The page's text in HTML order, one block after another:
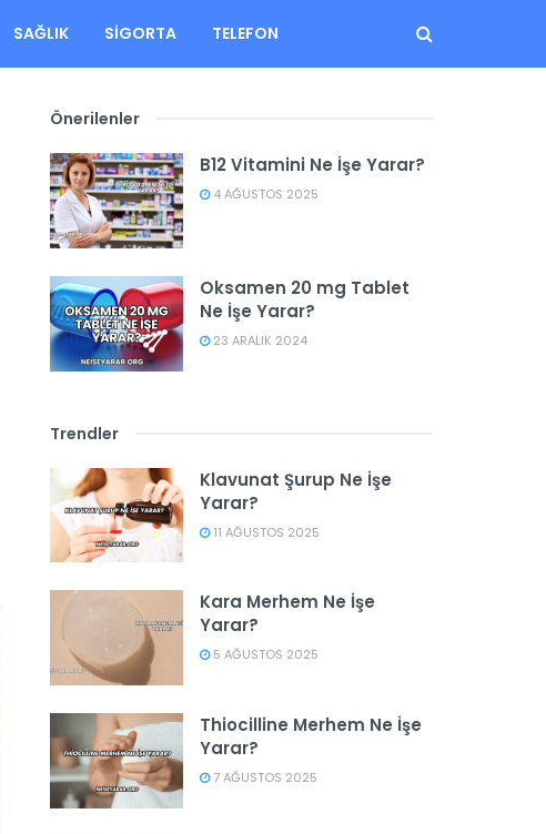
SAĞLIK SIGORTA TELEFON
Önerilenler
B12 Vitamini Ne İşe Yarar?
4 AĞUSTOS 2025
Oksamen 20 mg Tablet
Ne İşe Yarar?
23 ARALIK 2024
Trendler
Klavunat Şurup Ne İşe
Yarar?
11 AĞUSTOS 2025
Kara Merhem Ne İşe
Yarar?
5 AĞUSTOS 2025
Thiocilline Merhem Ne İşe
Yarar?
7 AĞUSTOS 2025